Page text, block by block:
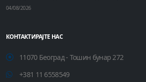
04/08/2026
КОНТАКТИРАЈТЕ НАС
11070 Београд - Тошин бунар 272
+381 11 6558549